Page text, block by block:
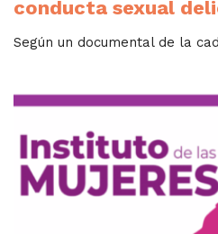
conducta sexual
Según un documental de la